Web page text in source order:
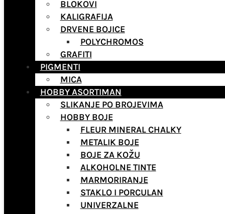
BLOKOVI
KALIGRAFIJA
DRVENE BOJICE
POLYCHROMOS
GRAFITI
PIGMENTI
MICA
HOBBY ASORTIMAN
SLIKANJE PO BROJEVIMA
HOBBY BOJE
FLEUR MINERAL CHALKY
METALIK BOJE
BOJE ZA KOŽU
ALKOHOLNE TINTE
MARMORIRANJE
STAKLO I PORCULAN
UNIVERZALNE